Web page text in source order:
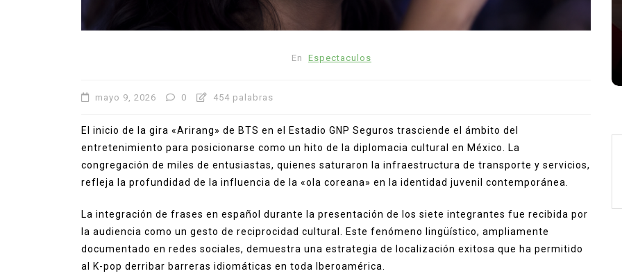
En Espectaculos
mayo 9, 2026 0 454 palabras
El inicio de la gira «Arirang» de BTS en el Estadio GNP Seguros trasciende el ámbito del
entretenimiento para posicionarse como un hito de la diplomacia cultural en México. La
congregación de miles de entusiastas, quienes saturaron la infraestructura de transporte y servicios,
refleja la profundidad de la influencia de la «ola coreana» en la identidad juvenil contemporánea.
La integración de frases en español durante la presentación de los siete integrantes fue recibida por
la audiencia como un gesto de reciprocidad cultural. Este fenómeno lingüístico, ampliamente
documentado en redes sociales, demuestra una estrategia de localización exitosa que ha permitido
al K-pop derribar barreras idiomáticas en toda Iberoamérica.
Spider-Man Brand New Day
Tom Holland esposa
Zendaya Tom Holland matrimonio